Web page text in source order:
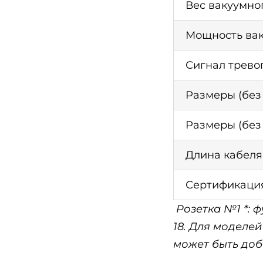
Вес
Мощность
Сигнал
Размеры
Размеры
Длина
Розетка №1 *:
18. Для
может быть